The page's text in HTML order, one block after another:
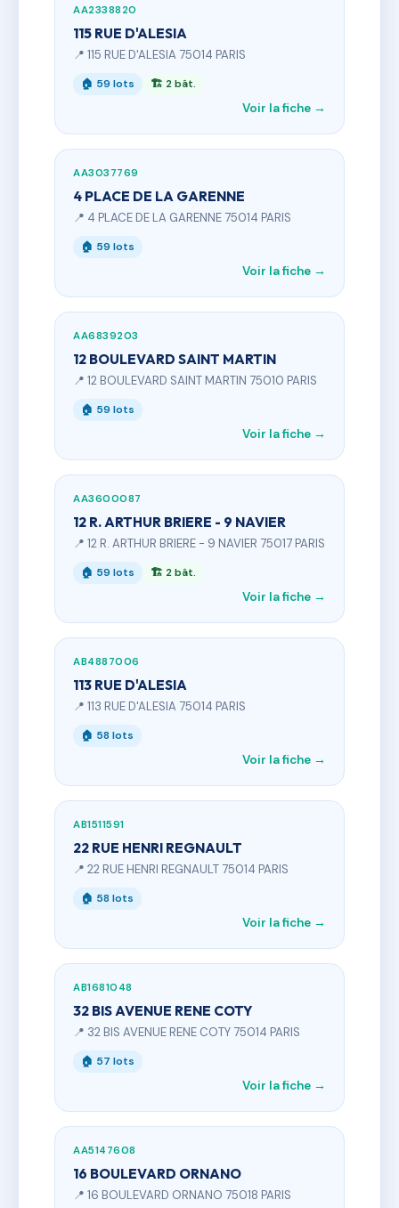
AA2338820
115 RUE D'ALESIA
📍 115 RUE D'ALESIA 75014 PARIS
🏠 59 lots 🏗 2 bât.
Voir la fiche →
AA3037769
4 PLACE DE LA GARENNE
📍 4 PLACE DE LA GARENNE 75014 PARIS
🏠 59 lots
Voir la fiche →
AA6839203
12 BOULEVARD SAINT MARTIN
📍 12 BOULEVARD SAINT MARTIN 75010 PARIS
🏠 59 lots
Voir la fiche →
AA3600087
12 R. ARTHUR BRIERE - 9 NAVIER
📍 12 R. ARTHUR BRIERE - 9 NAVIER 75017 PARIS
🏠 59 lots 🏗 2 bât.
Voir la fiche →
AB4887006
113 RUE D'ALESIA
📍 113 RUE D'ALESIA 75014 PARIS
🏠 58 lots
Voir la fiche →
AB1511591
22 RUE HENRI REGNAULT
📍 22 RUE HENRI REGNAULT 75014 PARIS
🏠 58 lots
Voir la fiche →
AB1681048
32 BIS AVENUE RENE COTY
📍 32 BIS AVENUE RENE COTY 75014 PARIS
🏠 57 lots
Voir la fiche →
AA5147608
16 BOULEVARD ORNANO
📍 16 BOULEVARD ORNANO 75018 PARIS